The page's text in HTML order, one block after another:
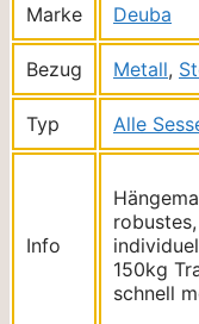
Marke
Deuba
Bezug Metall,
Typ Alle
Info
150kg
schnell